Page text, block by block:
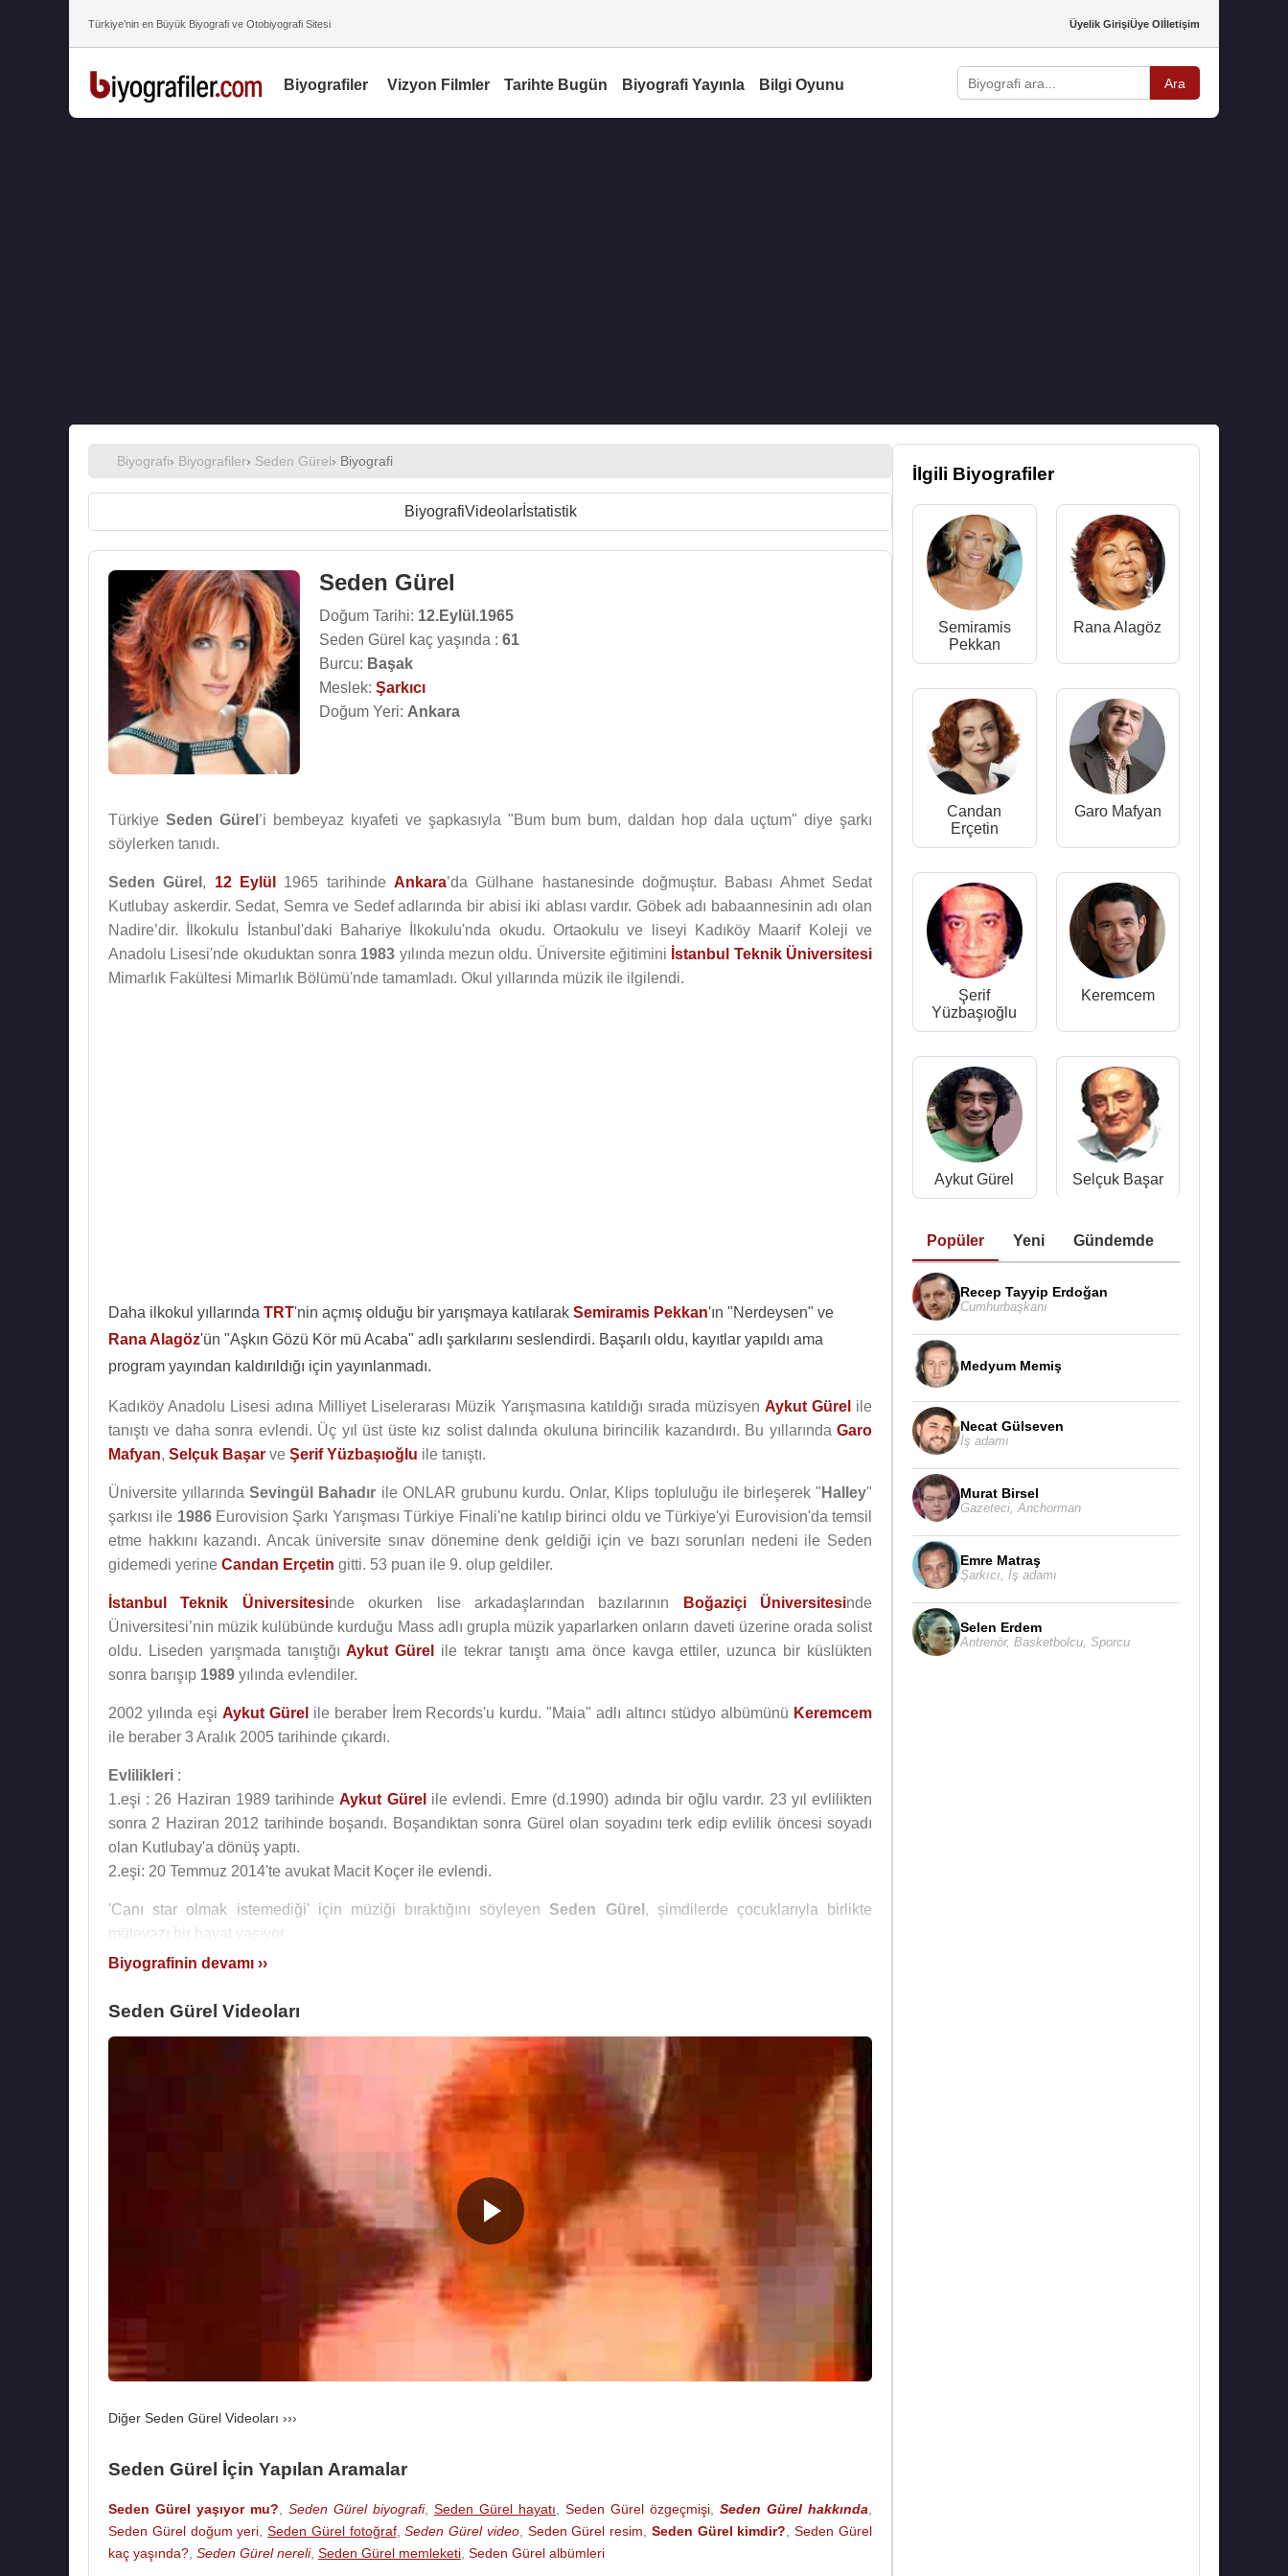
Türkiye’nin en Büyük Biyografi ve Otobiyografi Sitesi Üyelik GirişiÜye Olİletişim
Biyografiler Vizyon Filmler Tarihte Bugün Biyografi Yayınla Bilgi Oyunu Ara
Biyografi› Biyografiler› Seden Gürel› Biyografi
BiyografiVideolarİstatistik
Seden Gürel
Doğum Tarihi: 12.Eylül.1965
Seden Gürel kaç yaşında : 61
Burcu: Başak
Meslek: Şarkıcı
Doğum Yeri: Ankara
Türkiye Seden Gürel ’i bembeyaz kıyafeti ve şapkasıyla "Bum bum bum, daldan hop dala uçtum" diye şarkı
söylerken tanıdı.
Seden Gürel , 12 Eylül 1965 tarihindeAnkara’da Gülhane hastanesinde doğmuştur. Babası Ahmet Sedat
Kutlubay askerdir. Sedat, Semra ve Sedef adlarında bir abisi iki ablası vardır. Göbek adı babaannesinin adı olan
Nadire’dir. İlkokulu İstanbul'daki Bahariye İlkokulu'nda okudu. Ortaokulu ve liseyi Kadıköy Maarif Koleji ve
Anadolu Lisesi'nde okuduktan sonra 1983 yılında mezun oldu. Üniversite eğitimini İstanbul Teknik Üniversitesi
Mimarlık Fakültesi Mimarlık Bölümü'nde tamamladı. Okul yıllarında müzik ile ilgilendi.
Daha ilkokul yıllarında TRT'nin açmış olduğu bir yarışmaya katılarak Semiramis Pekkan'ın "Nerdeysen" ve
Rana Alagöz'ün "Aşkın Gözü Kör mü Acaba" adlı şarkılarını seslendirdi. Başarılı oldu, kayıtlar yapıldı ama
program yayından kaldırıldığı için yayınlanmadı.
Kadıköy Anadolu Lisesi adına Milliyet Liselerarası Müzik Yarışmasına katıldığı sırada müzisyen Aykut Gürel ile
tanıştı ve daha sonra evlendi. Üç yıl üst üste kız solist dalında okuluna birincilik kazandırdı. Bu yıllarında Garo
Mafyan, Selçuk Başar ve Şerif Yüzbaşıoğlu ile tanıştı.
Üniversite yıllarındaSevingül Bahadır ile ONLAR grubunu kurdu. Onlar, Klips topluluğu ile birleşerek " Halley"
şarkısı ile 1986Eurovision Şarkı Yarışması Türkiye Finali'ne katılıp birinci oldu ve Türkiye'yi Eurovision'da temsil
etme hakkını kazandı. Ancak üniversite sınav dönemine denk geldiği için ve bazı sorunları nedeni ile Seden
gidemedi yerine Candan Erçetin gitti. 53 puan ile 9. olup geldiler.
İstanbul Teknik Üniversitesinde okurken lise arkadaşlarından bazılarının Boğaziçi Üniversitesinde
Üniversitesi’nin müzik kulübünde kurduğu Mass adlı grupla müzik yaparlarken onların daveti üzerine orada solist
oldu. Liseden yarışmada tanıştığıAykut Gürel
ile tekrar tanıştı ama önce kavga ettiler, uzunca bir küslükten
sonra barışıp 1989 yılında evlendiler.
2002 yılında eşi Aykut Gürel ile beraber İrem Records'u kurdu. "Maia" adlı altıncı stüdyo albümünü Keremcem
ile beraber 3 Aralık 2005 tarihinde çıkardı.
Evlilikleri :
1.eşi : 26 Haziran 1989 tarihindeAykut Gürel ile evlendi. Emre (d.1990) adında bir oğlu vardır. 23 yıl evlilikten
sonra 2 Haziran 2012 tarihinde boşandı. Boşandıktan sonra Gürel olan soyadını terk edip evlilik öncesi soyadı
olan Kutlubay'a dönüş yaptı.
2.eşi: 20 Temmuz 2014'te avukat Macit Koçer ile evlendi.
'Canı star olmak istemediği' için müziği bıraktığını söyleyen Seden Gürel , şimdilerde çocuklarıyla birlikte
mütevazı bir hayat yaşıyor.
Albümleri:
1994 - Aklımı Çelme
1996 - Muhtemelen
ile, Mini Albüm
Biyografinin devamı ››
Seden Gürel Videoları
Diğer Seden Gürel Videoları ›››
Seden Gürel İçin Yapılan Aramalar
Seden Gürel yaşıyor mu? Seden Gürel biyografi, Seden Gürel hayatı Seden Gürel özgeçmişi Seden Gürel hakkında
Seden Gürel doğum yeri ,Seden Gürel fotoğraf,Seden Gürel video, Seden Gürel resim Seden Gürel kimdir? ,Seden Gürel
kaç yaşında? Seden Gürel nereli, Seden Gürel memleketi Seden Gürel albümleri
İlgili Biyografiler
Semiramis
Pekkan
Rana Alagöz
Candan
Erçetin
Garo Mafyan
Şerif
Yüzbaşıoğlu
Keremcem
Aykut Gürel Selçuk Başar
Popüler Yeni Gündemde
Recep Tayyip Erdoğan
Cumhurbaşkanı
Medyum Memiş
Necat Gülseven
İş adamı
Murat Birsel
Gazeteci Anchorman
Emre Matraş
Şarkıcı İş adamı
Selen Erdem
Antrenör, Basketbolcu Sporcu